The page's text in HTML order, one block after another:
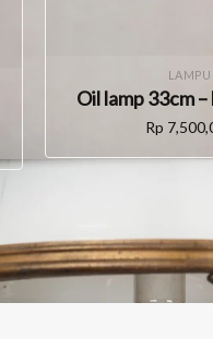
LAMPU
Oil lamp 33cm
Rp